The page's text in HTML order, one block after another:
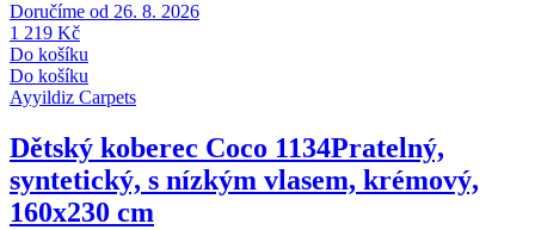
Doručíme od 26. 8. 2026
1 219 Kč
Do košíku
Do košíku
Ayyildiz Carpets
Dětský koberec Coco 1134Pratelný,
syntetický, s nízkým vlasem, krémový,
160x230 cm